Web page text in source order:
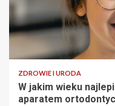
ZDROWIE I URODA
W jakim wieku
aparatem